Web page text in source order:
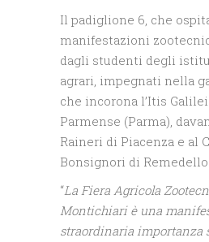
Il padiglione 6, che
manifestazioni
dagli studenti degli
agrari, impegnati nella
che incorona l’Itis
Parmense (Parma),
Raineri di Piacenza e al
Bonsignori di Remedello
“La Fiera Agricola
Montichiari è una
straordinaria importanza